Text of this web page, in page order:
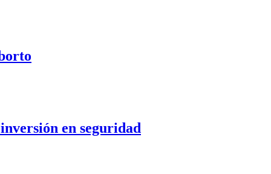
en seguridad